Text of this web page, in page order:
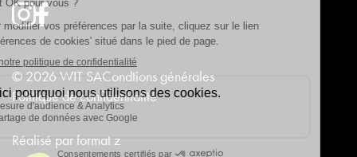
© 2026 WIT SACondtions générales
Politique de confidentialité
Réalisé parformat z